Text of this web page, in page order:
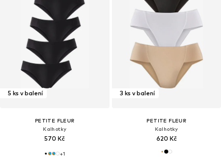
5 ks v balení
PETITE FLEUR
Kalhotky
570 Kč
+1
3 ks v balení
PETITE FLEUR
Kalhotky
620 Kč